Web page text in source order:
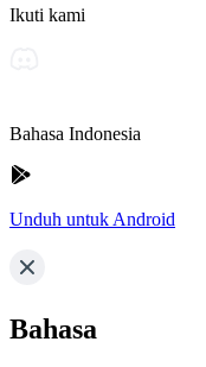
Ikuti kami
Bahasa Indonesia
Unduh untuk Android
Bahasa